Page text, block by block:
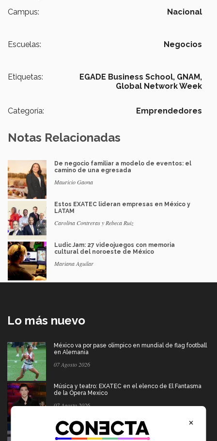
Campus:
Nacional
Escuelas: Negocios
Etiquetas: EGADE Business School, GNAM,
Global Network Week
Categoría: Emprendedores
Notas Relacionadas
De negocio familiar a modelo de eventos: el
camino de una egresada
Mauricio Gaona
Estos EXATEC lideran empresas en México y
LATAM
Carolina Contreras y Rebeca Ruiz
Ludic Jam: 27 videojuegos con memoria
cultural del noroeste de México
Mariana Aguilar
Lo más nuevo
México va por pase olímpico en mundial de flag football
en Alemania
07 Agosto 2026
Música y teatro: EXATEC en el elenco de El Fantasma
de la Ópera Mexico
07 Agosto 2026
Borregos CCM van por el campeonato en liga mayor de
americano
×